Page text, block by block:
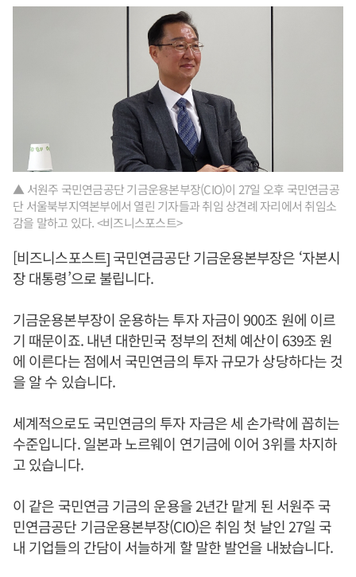
▲ 서원주 국민연금공단 기금운용본부장(CIO)이 27일 오후 국민연금공
단 서울북부지역본부에서 열린 기자들과 취임 상견례 자리에서 취임소
감을 말하고 있다. <비즈니스포스트>
[비즈니스포스트] 국민연금공단 기금운용본부장은 ‘자본시
장 대통령’으로 불립니다.
기금운용본부장이 운용하는 투자 자금이 900조 원에 이르
기 때문이죠. 내년 대한민국 정부의 전체 예산이 639조 원
에 이른다는 점에서 국민연금의 투자 규모가 상당하다는 것
을 알 수 있습니다.
세계적으로도 국민연금의 투자 자금은 세 손가락에 꼽히는
수준입니다. 일본과 노르웨이 연기금에 이어 3위를 차지하
고 있습니다.
이 같은 국민연금 기금의 운용을 2년간 맡게 된 서원주 국
민연금공단 기금운용본부장(CIO)은 취임 첫 날인 27일 국
내 기업들의 간담이 서늘하게 할 말한 발언을 내놨습니다.